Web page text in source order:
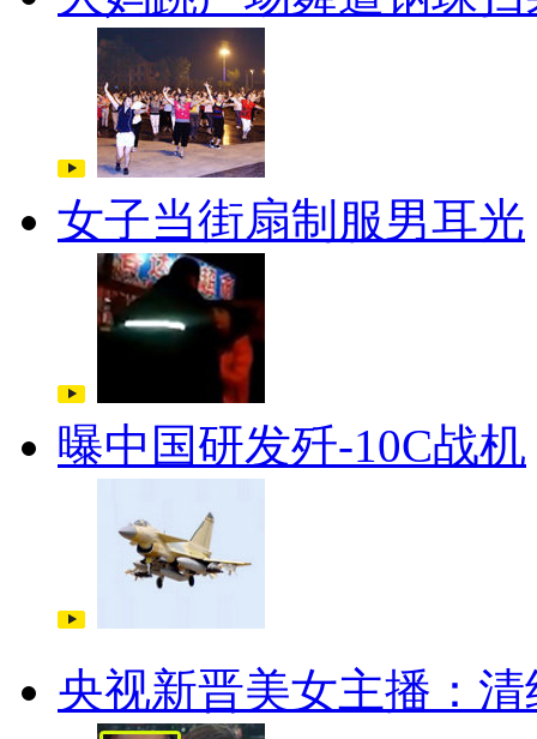
女子当街扇制服男耳光
曝中国研发歼-10C战机
央视新晋美女主播：清